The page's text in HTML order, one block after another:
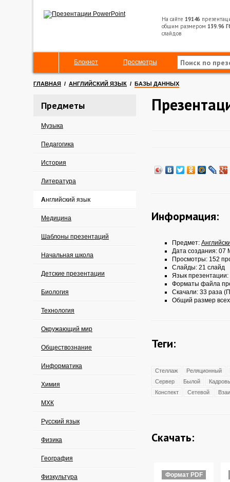
На сайте 19146
общим размером 139.96
слайдов
Блокнот Просмотры
ГЛАВНАЯ / АНГЛИЙСКИЙ ЯЗЫК / БАЗЫ ДАННЫХ
Предметы
Музыка
Педагогика
История
Литература
Английский язык
Медицина
Шаблоны презентаций
Начальная школа
Детские презентации
Биология
Технология
Окружающий мир
Обществознание
Информатика
Химия
МХК
Русский язык
Физика
География
Физкультура
Информация:
Предмет:
Дата создания: 07
Просмотры: 152
Слайды: 21 слайд
Язык презентации:
Форматы файла
Скачали: 33 раза
Общий размер
Теги:
Стеллаж
Реляционный
Сервер
Былой
Конспект
Сетевой
Скачать:
Формат PDF